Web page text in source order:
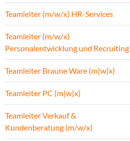
Teamleiter (m/w/x) HR-Services
Teamleiter (m/w/x)
Personalentwicklung und Recruiting
Teamleiter Braune Ware (m|w|x)
Teamleiter PC (m|w|x)
Teamleiter Verkauf &
Kundenberatung (m/w/x)